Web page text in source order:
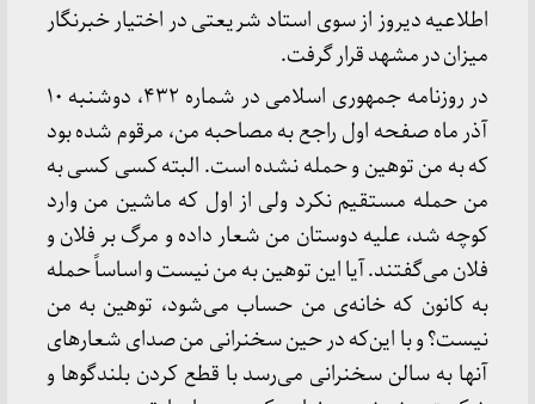
اطلاعیه دیروز از سوی استاد شریعتی در اختیار خبرنگار
میزان در مشهد قرار گرفت.
در روزنامه جمهوری اسلامی در شماره ۴۳۲، دوشنبه ۱۰
آذر ماه صفحه اول راجع به مصاحبه من، مرقوم شده بود
که به من توهین و حمله نشده است. البته کسی کسی به
من حمله مستقیم نکرد ولی از اول که ماشین من وارد
کوچه شد، علیه دوستان من شعار داده و مرگ بر فلان و
فلان می‌گفتند. آیا این توهین به من نیست و اساساً حمله
به کانون که خانه‌ی من حساب می‌شود، توهین به من
نیست؟ و با این‌که در حین سخنرانی من صدای شعارهای
آنها به سالن سخنرانی می‌رسد با قطع کردن بلندگوها و